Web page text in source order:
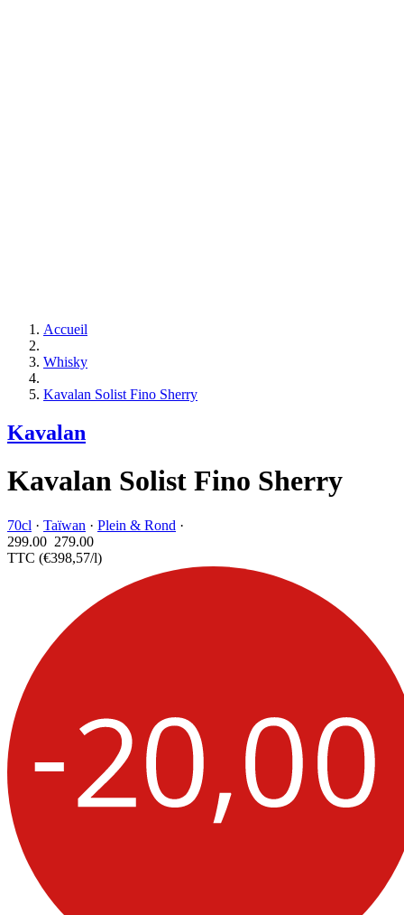
Accueil
Whisky
Kavalan Solist Fino Sherry
Kavalan
Kavalan Solist Fino Sherry
70cl · Taïwan · Plein & Rond ·
299.00 279.00
TTC (€398,57/l)